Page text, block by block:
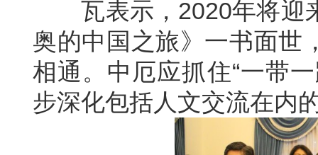
瓦表示，2020年将迎
奥的中国之旅》一书面世
相通。中厄应抓住“一带
步深化包括人文交流在内